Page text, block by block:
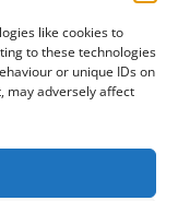
like cookies to
to these technologies
or unique IDs on
may adversely affect